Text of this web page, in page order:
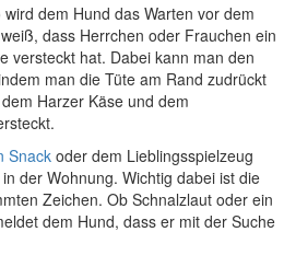
dem Hund das Warten vor dem
dass Herrchen oder Frauchen ein
versteckt hat. Dabei kann man den
man die Tüte am Rand zudrückt
Harzer Käse und dem
Snack oder dem Lieblingsspielzeug
der Wohnung. Wichtig dabei ist die
Zeichen. Ob Schnalzlaut oder ein
dem Hund, dass er mit der Suche